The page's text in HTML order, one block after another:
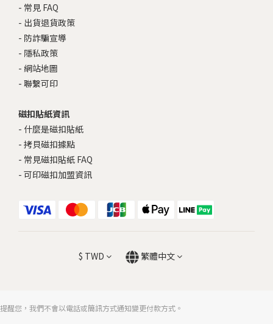
- 常見 FAQ
- 出貨退貨政策
- 防詐騙宣導
- 隱私政策
- 網站地圖
- 聯繫可印
磁扣貼紙資訊
- 什麼是磁扣貼紙
- 拷貝磁扣據點
- 常見磁扣貼紙 FAQ
- 可印磁扣加盟資訊
$ TWD 繁體中文
提醒您，我們不會以電話或簡訊方式通知變更付款方式。